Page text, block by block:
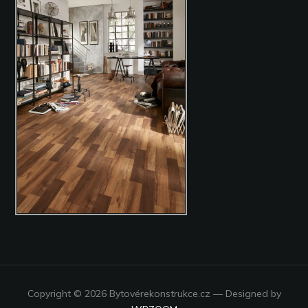
Copyright © 2026 Bytovérekonstrukce.cz — Designed by